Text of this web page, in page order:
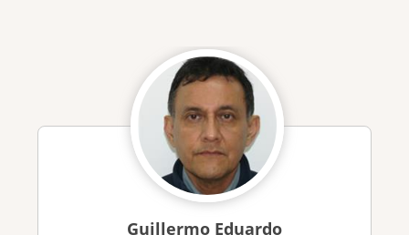
Guillermo Eduardo